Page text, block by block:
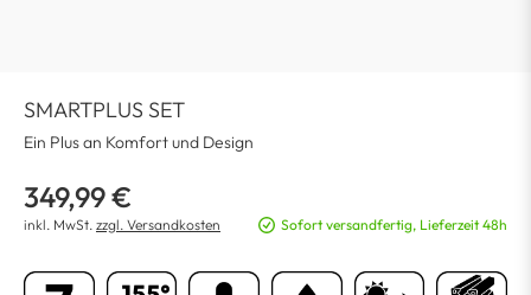
SMARTPLUS SET
Ein Plus an Komfort und Design
349,99 €
inkl. MwSt. zzgl. Versandkosten Sofort versandfertig, Lieferzeit 48h